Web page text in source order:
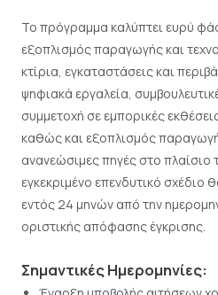
Το πρόγραμμα καλύπτει ευρύ
εξοπλισμός παραγωγής και
κτίρια, εγκαταστάσεις και
ψηφιακά εργαλεία,
συμμετοχή σε εμπορικές
καθώς και εξοπλισμός
ανανεώσιμες πηγές στο
εγκεκριμένο επενδυτικό σχέδιο
εντός 24 μηνών από την
οριστικής απόφασης έγκρισης.
Σημαντικές Ημερομηνίες: